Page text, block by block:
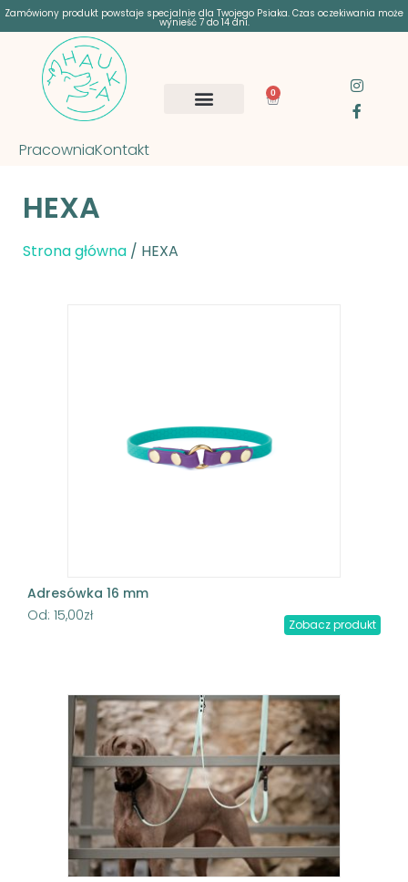
Zamówiony produkt powstaje specjalnie dla Twojego Psiaka. Czas oczekiwania może
wynieść 7 do 14 dni.
PracowniaKontakt
0
HEXA
Strona główna / HEXA
Adresówka 16 mm
Od: 15,00zł
Zobacz produkt